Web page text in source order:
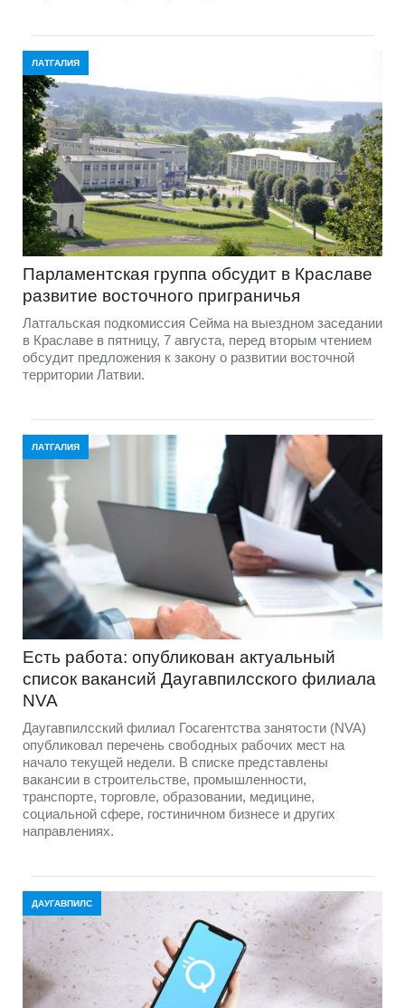
ЛАТГАЛИЯ
Парламентская группа обсудит в Краславе
развитие восточного приграничья
Латгальская подкомиссия Сейма на выездном заседании
в Краславе в пятницу, 7 августа, перед вторым чтением
обсудит предложения к закону о развитии восточной
территории Латвии.
ЛАТГАЛИЯ
Есть работа: опубликован актуальный
список вакансий Даугавпилсского филиала
NVA
Даугавпилсский филиал Госагентства занятости (NVA)
опубликовал перечень свободных рабочих мест на
начало текущей недели. В списке представлены
вакансии в строительстве, промышленности,
транспорте, торговле, образовании, медицине,
социальной сфере, гостиничном бизнесе и других
направлениях.
ДАУГАВПИЛС